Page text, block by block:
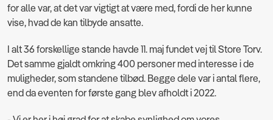
for alle var, at det var vigtigt at være med, fordi de her kunne
vise, hvad de kan tilbyde ansatte.
I alt 36 forskellige stande havde 11. maj fundet vej til Store Torv.
Det samme gjaldt omkring 400 personer med interesse i de
muligheder, som standene tilbød. Begge dele var i antal flere,
end da eventen for første gang blev afholdt i 2022.